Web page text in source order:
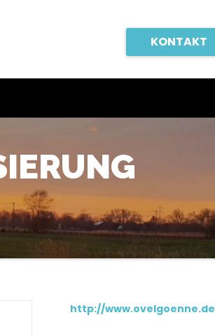
KONTAKT
http://www.ovelgoenne.de